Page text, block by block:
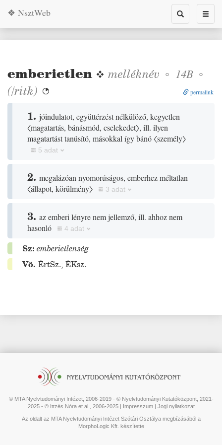
Toggle
search
❖ NsztWeb
emberietlen ❖ melléknév ◦ 14B ◦
(/ritk)  permalink
1. jóindulatot, együttérzést nélkülöző, kegyetlen
〈magatartás, bánásmód, cselekedet〉, ill. ilyen
magatartást tanúsító, másokkal így bánó〈személy〉
5 adat
2. megalázóan nyomorúságos, emberhez méltatlan
〈állapot, körülmény〉
3 adat
3. az emberi lényre nem jellemző, ill. ahhoz nem
hasonló
4 adat
Sz: emberietlenség
Vö. ÉrtSz.; ÉKsz.
© MTA Nyelvtudományi Intézet, 2006-2019 - © Nyelvtudományi Kutatóközpont, 2021-
2025 - © Ittzés Nóra et al., 2006-2025 | Impresszum| Jogi nyilatkozat
Az oldalt az MTA Nyelvtudományi Intézet Szótári Osztálya megbízásából a
MorphoLogic Kft. készítette